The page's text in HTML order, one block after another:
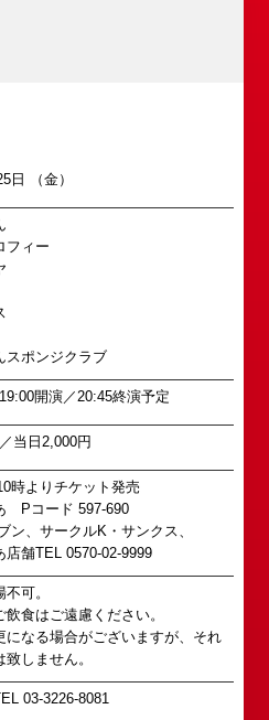
日 （金）
フィー
スポンジクラブ
開演／20:45終演予定
当日2,000円
時よりチケット発売
Pコード 597-690
ン、サークルK・サンクス、
店舗TEL 0570-02-9999
可。
食はご遠慮ください。
になる場合がございますが、それ
しません。
03-3226-8081
座トップ
情報
セス
とは
の芝居」と呼ばれた江戸時
座、中座、朝日座、弁天座
頓堀五座」と呼ばれ、
方演芸の殿堂として栄え
は、松竹(株)の直営映画館
」(大阪市中央区)に引き継
市中央区)の閉館と共に、
本のエンタテインメントの
関するお問い合わせ
い合わせ願います。
：
問い合わせ
合わせ願います。
送信フォーム
event/form/
ール